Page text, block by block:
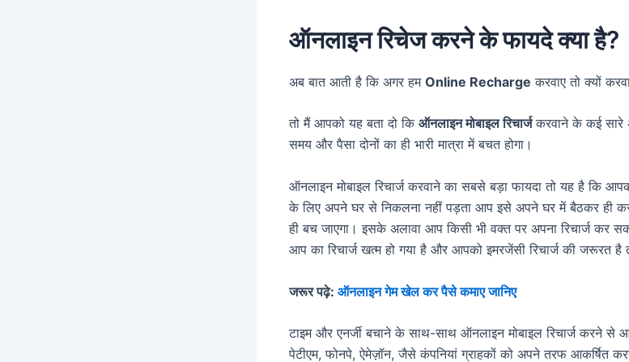
ऑनलाइन रिचेज करने के फायदे क्या है?
अब बात आती है कि अगर हम Online Recharge करवाए तो क्यों
तो मैं आपको यह बता दो कि ऑनलाइन मोबाइल रिचार्जकरवाने के कई
समय और पैसा दोनों का ही भारी मात्रा में बचत होगा।
ऑनलाइन मोबाइल रिचार्ज करवाने का सबसे बड़ा फायदा तो यह है कि
के लिए अपने घर से निकलना नहीं पड़ता आप इसे अपने घर में बैठकर ही
ही बच जाएगा। इसके अलावा आप किसी भी वक्त पर अपना रिचार्ज कर
आप का रिचार्ज खत्म हो गया है और आपको इमरजेंसी रिचार्ज की जरूरत
जरूर पढ़े: ऑनलाइन गेम खेल कर पैसे कमाए जानिए
टाइम और एनर्जी बचाने के साथ-साथ ऑनलाइन मोबाइल रिचार्ज करने
पेटीएम, फोनपे, ऐमेज़ॉन, जैसे कंपनियां ग्राहकों को अपने तरफ आकर्षित